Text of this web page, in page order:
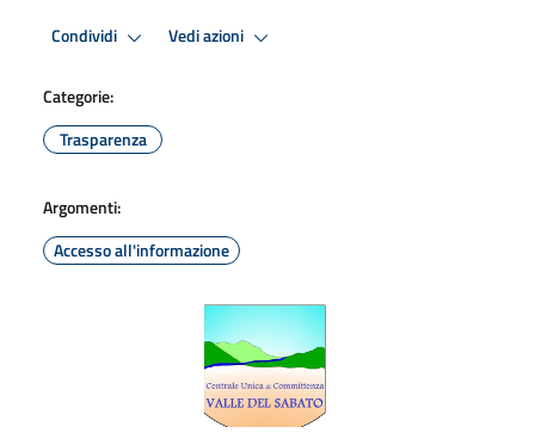
Condividi Vedi azioni
Categorie:
Trasparenza
Argomenti:
Accesso all'informazione